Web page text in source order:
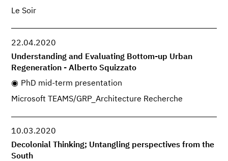
Le Soir
22.04.2020
Understanding and Evaluating Bottom-up Urban
Regeneration - Alberto Squizzato
PhD mid-term presentation
Microsoft TEAMS/GRP_Architecture Recherche
10.03.2020
Decolonial Thinking; Untangling perspectives from the
South